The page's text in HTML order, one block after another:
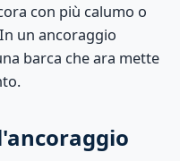
con più calumo o
un ancoraggio
barca che ara mette